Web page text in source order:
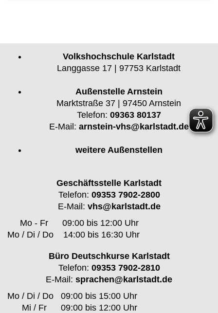
Volkshochschule Karlstadt
Langgasse 17 | 97753 Karlstadt
Außenstelle Arnstein
Marktstraße 37 | 97450 Arnstein
Telefon: 09363 80137
E-Mail: arnstein-vhs@karlstadt.de
weitere Außenstellen
Geschäftsstelle Karlstadt
Telefon: 09353 7902-2800
E-Mail: vhs@karlstadt.de
Mo - Fr
09:00 bis 12:00 Uhr
Mo / Di / Do
14:00 bis 16:30 Uhr
Büro Deutschkurse Karlstadt
Telefon: 09353 7902-2810
E-Mail: sprachen@karlstadt.de
Mo / Di / Do 09:00 bis 15:00 Uhr
Mi / Fr
09:00 bis 12:00 Uhr